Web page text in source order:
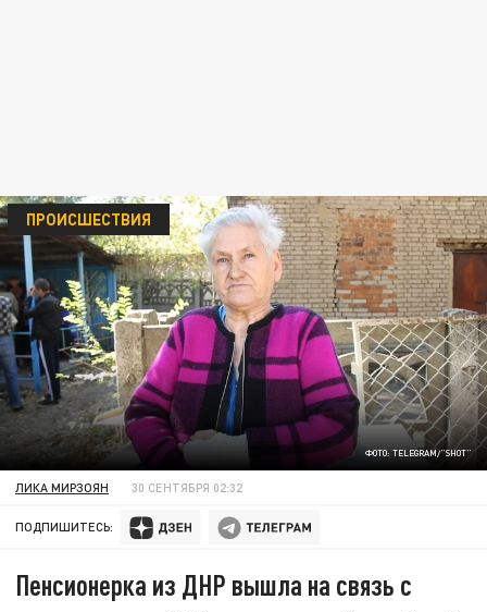
ФОТО: TELEGRAM/"SHOT"
ПРОИСШЕСТВИЯ
ЛИКА МИРЗОЯН 30 СЕНТЯБРЯ 02:32
ПОДПИШИТЕСЬ:
Пенсионерка из ДНР вышла на связь с